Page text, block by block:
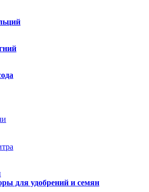
для удобрений и семян